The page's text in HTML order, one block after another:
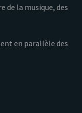
de la musique, des
en parallèle des